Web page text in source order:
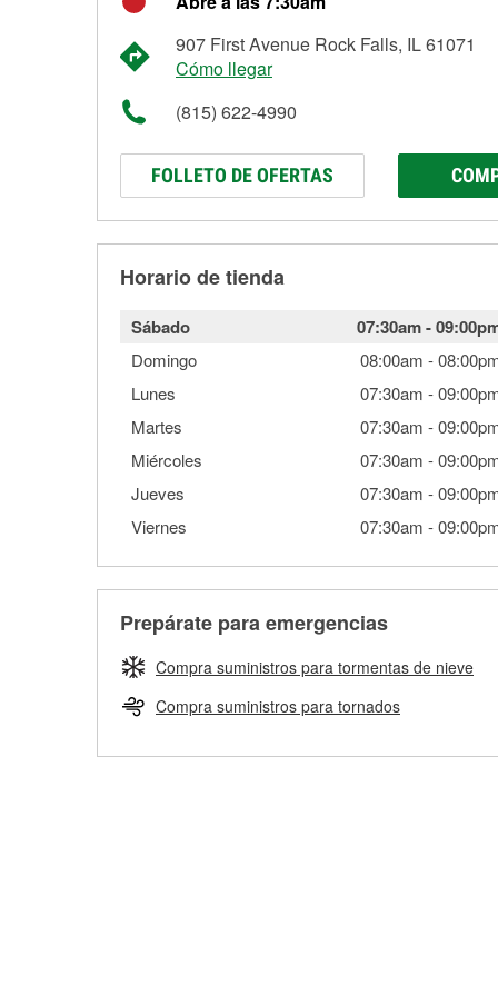
907 First Avenue Rock Falls, IL 61071
Cómo llegar
(815) 622-4990
FOLLETO DE OFERTAS
Horario de tienda
Sábado 07:30am-
Domingo 08:00am -
Lunes
07:30am -
Martes
07:30am -
Miércoles
07:30am -
Jueves
07:30am -
Viernes
07:30am -
Prepárate para emergencias
Compra suministros para tormentas de nieve
Compra suministros para tornados